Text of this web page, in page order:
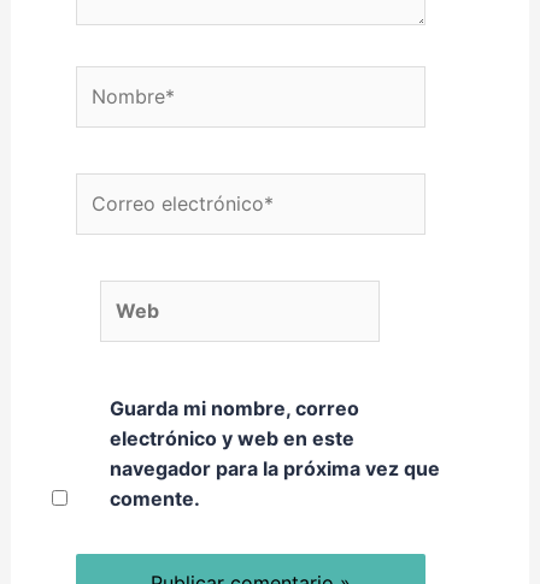
Guarda mi nombre, correo
electrónico y web en este
navegador para la próxima vez que
comente.